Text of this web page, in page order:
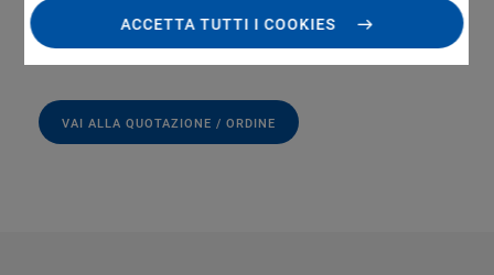
ACCETTA TUTTI I COOKIES
Highest linearity due to capacitive sensors
VAI ALLA QUOTAZIONE / ORDINE